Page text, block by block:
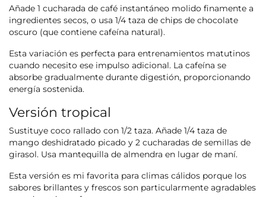
Añade 1 cucharada de café instantáneo molido finamente a
ingredientes secos, o usa 1/4 taza de chips de chocolate
oscuro (que contiene cafeína natural).
Esta variación es perfecta para entrenamientos matutinos
cuando necesito ese impulso adicional. La cafeína se
absorbe gradualmente durante digestión, proporcionando
energía sostenida.
Versión tropical
Sustituye coco rallado con 1/2 taza. Añade 1/4 taza de
mango deshidratado picado y 2 cucharadas de semillas de
girasol. Usa mantequilla de almendra en lugar de maní.
Esta versión es mi favorita para climas cálidos porque los
sabores brillantes y frescos son particularmente agradables